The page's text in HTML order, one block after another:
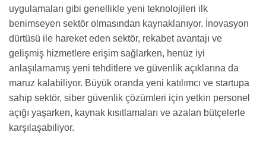
uygulamaları gibi genellikle yeni teknolojileri ilk
benimseyen sektör olmasından kaynaklanıyor. İnovasyon
dürtüsü ile hareket eden sektör, rekabet avantajı ve
gelişmiş hizmetlere erişim sağlarken, henüz iyi
anlaşılamamış yeni tehditlere ve güvenlik açıklarına da
maruz kalabiliyor. Büyük oranda yeni katılımcı ve startupa
sahip sektör, siber güvenlik çözümleri için yetkin personel
açığı yaşarken, kaynak kısıtlamaları ve azalan bütçelerle
karşılaşabiliyor.